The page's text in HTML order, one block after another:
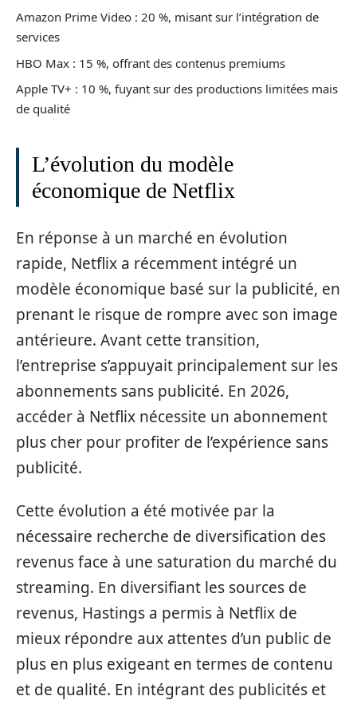
Amazon Prime Video : 20 %, misant sur l’intégration de
services
HBO Max : 15 %, offrant des contenus premiums
Apple TV+ : 10 %, fuyant sur des productions limitées mais
de qualité
L’évolution du modèle
économique de Netflix
En réponse à un marché en évolution
rapide, Netflix a récemment intégré un
modèle économique basé sur la publicité, en
prenant le risque de rompre avec son image
antérieure. Avant cette transition,
l’entreprise s’appuyait principalement sur les
abonnements sans publicité. En 2026,
accéder à Netflix nécessite un abonnement
plus cher pour profiter de l’expérience sans
publicité.
Cette évolution a été motivée par la
nécessaire recherche de diversification des
revenus face à une saturation du marché du
streaming. En diversifiant les sources de
revenus, Hastings a permis à Netflix de
mieux répondre aux attentes d’un public de
plus en plus exigeant en termes de contenu
et de qualité. En intégrant des publicités et